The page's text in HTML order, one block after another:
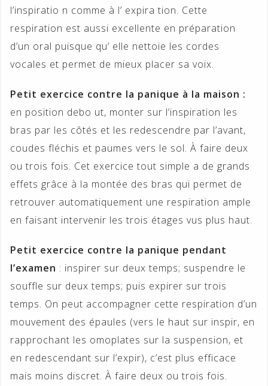
l’inspiratio n comme à l’ expira tion. Cette
respiration est aussi excellente en préparation
d’un oral puisque qu’ elle nettoie les cordes
vocales et permet de mieux placer sa voix.
Petit exercice contre la panique à la maison :
en position debo ut, monter sur l’inspiration les
bras par les côtés et les redescendre par l’avant,
coudes fléchis et paumes vers le sol. À faire deux
ou trois fois. Cet exercice tout simple a de grands
effets grâce à la montée des bras qui permet de
retrouver automatiquement une respiration ample
en faisant intervenir les trois étages vus plus haut.
Petit exercice contre la panique pendant
l’examen : inspirer sur deux temps; suspendre le
souffle sur deux temps; puis expirer sur trois
temps. On peut accompagner cette respiration d’un
mouvement des épaules (vers le haut sur inspir, en
rapprochant les omoplates sur la suspension, et
en redescendant sur l’expir), c’est plus efficace
mais moins discret. À faire deux ou trois fois.